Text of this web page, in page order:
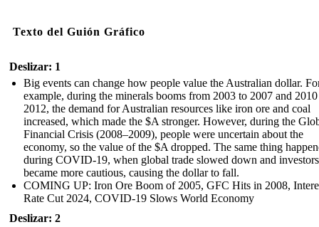
Texto del Guión Gráfico
Deslizar: 1
Big events can change how people value the Australian dollar.
example, during the minerals booms from 2003 to 2007 and
2012, the demand for Australian resources like iron ore and coal
increased, which made the $A stronger. However, during the
Financial Crisis (2008–2009), people were uncertain about the
economy, so the value of the $A dropped. The same thing
during COVID-19, when global trade slowed down and investors
became more cautious, causing the dollar to fall.
COMING UP: Iron Ore Boom of 2005, GFC Hits in 2008,
Rate Cut 2024, COVID-19 Slows World Economy
Deslizar: 2